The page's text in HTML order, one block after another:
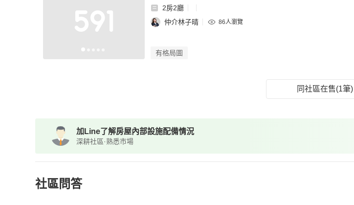
2房2廳
仲介林子晴
86人瀏覽
有格局圖
同社區在售(1筆)
加Line了解房屋內部設施配備情況
深耕社區·熟悉市場
社區問答